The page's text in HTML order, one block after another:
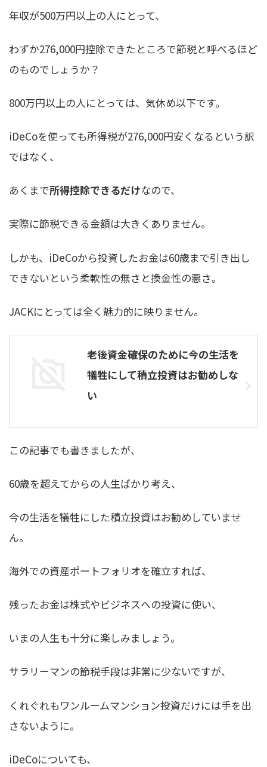
年収が500万円以上の人にとって、
わずか276,000円控除できたところで節税と呼べるほど
のものでしょうか？
800万円以上の人にとっては、気休め以下です。
iDeCoを使っても所得税が276,000円安くなるという訳
ではなく、
あくまで所得控除できるだけなので、
実際に節税できる金額は大きくありません。
しかも、iDeCoから投資したお金は60歳まで引き出し
できないという柔軟性の無さと換金性の悪さ。
JACKにとっては全く魅力的に映りません。
老後資金確保のために今の生活を
犠牲にして積立投資はお勧めしな
い
この記事でも書きましたが、
60歳を超えてからの人生ばかり考え、
今の生活を犠牲にした積立投資はお勧めしていませ
ん。
海外での資産ポートフォリオを確立すれば、
残ったお金は株式やビジネスへの投資に使い、
いまの人生も十分に楽しみましょう。
サラリーマンの節税手段は非常に少ないですが、
くれぐれもワンルームマンション投資だけには手を出
さないように。
iDeCoについても、